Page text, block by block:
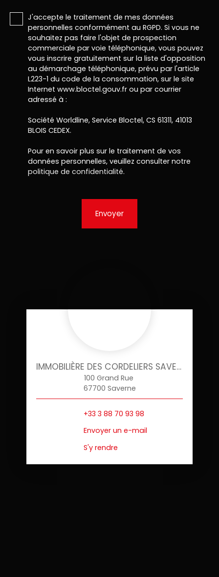
J'accepte le traitement de mes données
personnelles conformément au RGPD. Si vous ne
souhaitez pas faire l'objet de prospection
commerciale par voie téléphonique, vous pouvez
vous inscrire gratuitement sur la liste d'opposition
au démarchage téléphonique, prévu par l'article
L223-1 du code de la consommation, sur le site
Internet www.bloctel.gouv.fr ou par courrier
adressé à :
Société Worldline, Service Bloctel, CS 61311, 41013
BLOIS CEDEX.
Pour en savoir plus sur le traitement de vos
données personnelles, veuillez consulter notre
politique de confidentialité.
Envoyer
IMMOBILIÈRE DES CORDELIERS SAVERNE
100 Grand Rue
67700 Saverne
+33 3 88 70 93 98
Envoyer un e-mail
S'y rendre